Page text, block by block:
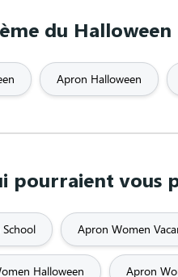
du Halloween
Apron Halloween
pourraient vous
Apron Women
Halloween Apron